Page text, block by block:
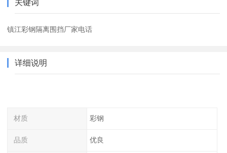
关键词
镇江彩钢隔离围挡厂家电话
详细说明
材质 彩钢
品质 优良